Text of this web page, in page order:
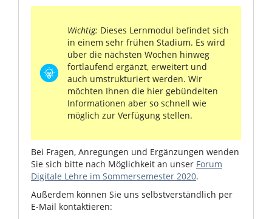
Wichtig: Dieses Lernmodul befindet sich
in einem sehr frühen Stadium. Es wird
über die nächsten Wochen hinweg
fortlaufend ergänzt, erweitert und
auch umstrukturiert werden. Wir
möchten Ihnen die hier gebündelten
Informationen aber so schnell wie
möglich zur Verfügung stellen.
Bei Fragen, Anregungen und Ergänzungen wenden
Sie sich bitte nach Möglichkeit an unser Forum
Digitale Lehre im Sommersemester 2020.
Außerdem können Sie uns selbstverständlich per
E-Mail kontaktieren: